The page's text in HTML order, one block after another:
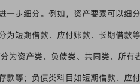
一步细分。例如，资产要素可以细
短期借款、应付账款、长期借款等
为资产类、负债类、共同类、所有
等；负债类科目如短期借款、应